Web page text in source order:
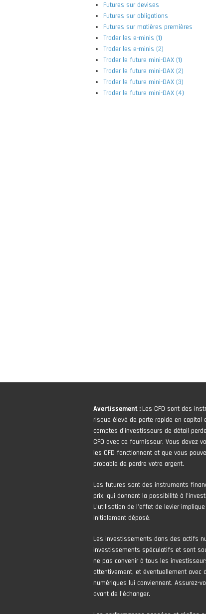
Futures sur devises
Futures sur obligations
Futures sur matières premières
Trader les e-minis (1)
Trader les e-minis (2)
Trader le future mini-DAX (1)
Trader le future mini-DAX (2)
Trader le future mini-DAX (3)
Trader le future mini-DAX (4)
Avertissement : Les CFD sont des
risque élevé de perte rapide en
comptes d'investisseurs de détail
CFD avec ce fournisseur. Vous devez
les CFD fonctionnent et que vous
probable de perdre votre argent.
Les futures sont des instruments
prix, qui donnent la possibilité à
L’utilisation de l’effet de levier
initialement déposé.
Les investissements dans des actifs
investissements spéculatifs et sont
ne pas convenir à tous les
attentivement, et éventuellement
numériques lui conviennent. Assurez-
avant de l'échanger.